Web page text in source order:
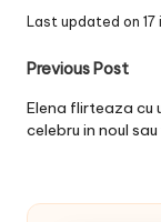
Last updated on 17
Post
Previous Post
Elena flirteaza cu
celebru in noul